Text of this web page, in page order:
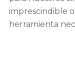
imprescindible
herramienta